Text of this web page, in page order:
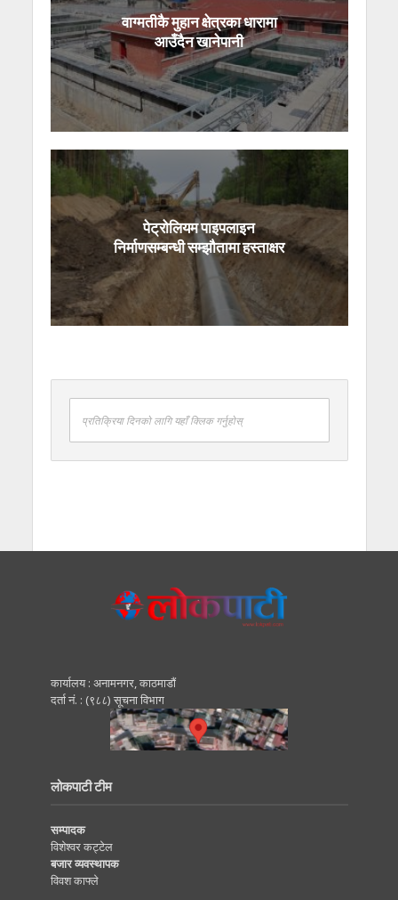
वाग्मतीकै मुहान क्षेत्रका धारामा
आउँदैन खानेपानी
पेट्रोलियम पाइपलाइन
निर्माणसम्बन्धी सम्झौतामा हस्ताक्षर
प्रतिक्रिया दिनको लागि यहाँ क्लिक गर्नुहोस्
कार्यालय : अनामनगर, काठमाडाैं
दर्ता नं. : (९८८) सूचना विभाग
लोकपाटी टीम
सम्पादक
विशेश्वर कट्टेल
बजार व्यवस्थापक
विवश काफ्ले